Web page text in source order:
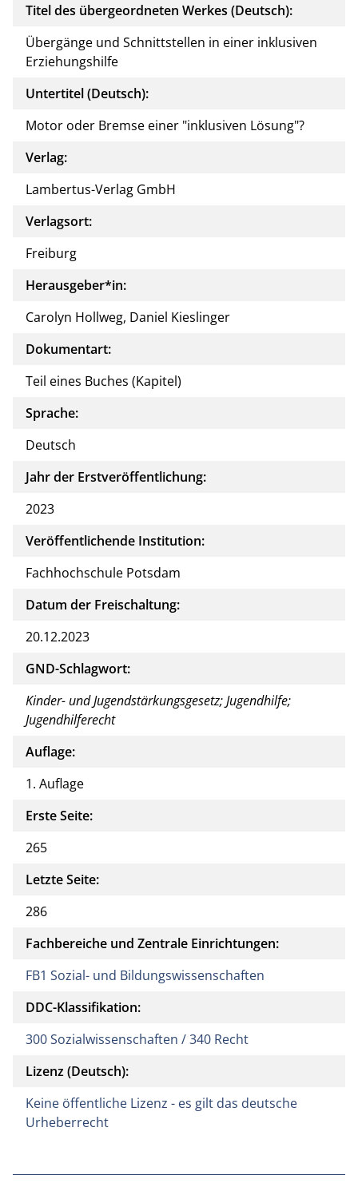
Titel des übergeordneten Werkes (Deutsch):
Übergänge und Schnittstellen in einer inklusiven
Erziehungshilfe
Untertitel (Deutsch):
Motor oder Bremse einer "inklusiven Lösung"?
Verlag:
Lambertus-Verlag GmbH
Verlagsort:
Freiburg
Herausgeber*in:
Carolyn Hollweg, Daniel Kieslinger
Dokumentart:
Teil eines Buches (Kapitel)
Sprache:
Deutsch
Jahr der Erstveröffentlichung:
2023
Veröffentlichende Institution:
Fachhochschule Potsdam
Datum der Freischaltung:
20.12.2023
GND-Schlagwort:
Kinder- und Jugendstärkungsgesetz; Jugendhilfe;
Jugendhilferecht
Auflage:
1. Auflage
Erste Seite:
265
Letzte Seite:
286
Fachbereiche und Zentrale Einrichtungen:
FB1 Sozial- und Bildungswissenschaften
DDC-Klassifikation:
300 Sozialwissenschaften / 340 Recht
Lizenz (Deutsch):
Keine öffentliche Lizenz - es gilt das deutsche
Urheberrecht